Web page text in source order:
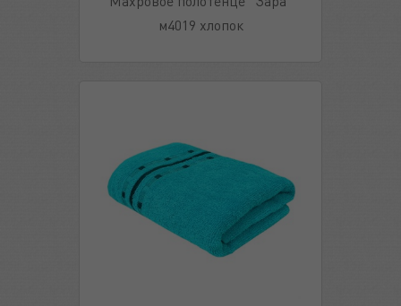
м4019 хлопок